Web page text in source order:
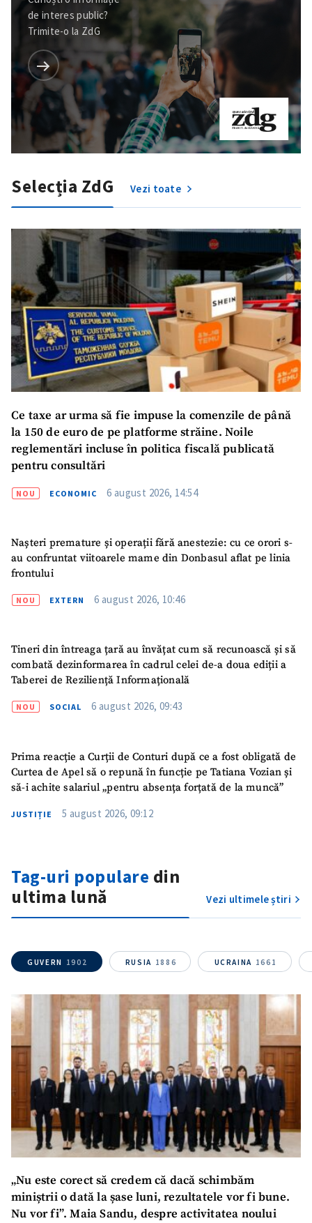
de interes public?
Trimite-o la ZdG
Selecția ZdG Vezi toate
Ce taxe ar urma să fie impuse la comenzile de până
la 150 de euro de pe platforme străine. Noile
reglementări incluse în politica fiscală publicată
pentru consultări
NOU ECONOMIC 6 august 2026, 14:54
Nașteri premature și operații fără anestezie: cu ce orori s-
au confruntat viitoarele mame din Donbasul aflat pe linia
frontului
NOU EXTERN 6 august 2026, 10:46
Tineri din întreaga țară au învățat cum să recunoască și să
combată dezinformarea în cadrul celei de-a doua ediții a
Taberei de Reziliență Informațională
NOU SOCIAL 6 august 2026, 09:43
Prima reacție a Curții de Conturi după ce a fost obligată de
Curtea de Apel să o repună în funcție pe Tatiana Vozian și
să-i achite salariul „pentru absența forțată de la muncă”
JUSTIȚIE 5 august 2026, 09:12
Tag-uri populare din
ultima lună
Vezi ultimele știri
GUVERN 1902 RUSIA 1886 UCRAINA 1661
„Nu este corect să credem că dacă schimbăm
miniștrii o dată la șase luni, rezultatele vor fi bune.
Nu vor fi”. Maia Sandu, despre activitatea noului
Titlu știre
+ Adaugă titlu
Fotografie
+ Încarcă imagine
Link media
+ Link media
Mesajul știrei
+ Mesajul știrei
CONTACT SURSĂ
Sursă anonimă
Nume + Numele meu
Telefon
+ Telefon personal